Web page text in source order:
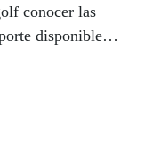
conocer las
disponibles